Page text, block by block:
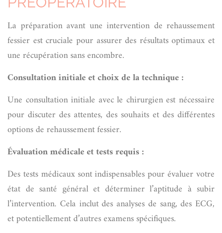
La préparation avant une intervention de rehaussement
fessier est cruciale pour assurer des résultats optimaux et
une récupération sans encombre.
Consultation initiale et choix de la technique :
Une consultation initiale avec le chirurgien est nécessaire
pour discuter des attentes, des souhaits et des différentes
options de rehaussement fessier.
Évaluation médicale et tests requis :
Des tests médicaux sont indispensables pour évaluer votre
état de santé général et déterminer l’aptitude à subir
l’intervention. Cela inclut des analyses de sang, des ECG,
et potentiellement d’autres examens spécifiques.